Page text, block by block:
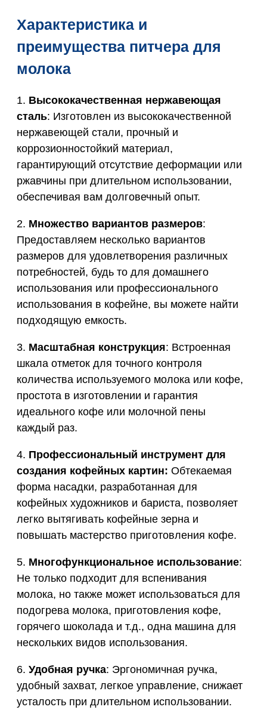
Характеристика и
преимущества питчера для
молока
1. Высококачественная нержавеющая
сталь: Изготовлен из высококачественной
нержавеющей стали, прочный и
коррозионностойкий материал,
гарантирующий отсутствие деформации или
ржавчины при длительном использовании,
обеспечивая вам долговечный опыт.
2. Множество вариантов размеров:
Предоставляем несколько вариантов
размеров для удовлетворения различных
потребностей, будь то для домашнего
использования или профессионального
использования в кофейне, вы можете найти
подходящую емкость.
3. Масштабная конструкция: Встроенная
шкала отметок для точного контроля
количества используемого молока или кофе,
простота в изготовлении и гарантия
идеального кофе или молочной пены
каждый раз.
4. Профессиональный инструмент для
создания кофейных картин: Обтекаемая
форма насадки, разработанная для
кофейных художников и бариста, позволяет
легко вытягивать кофейные зерна и
повышать мастерство приготовления кофе.
5. Многофункциональное использование:
Не только подходит для вспенивания
молока, но также может использоваться для
подогрева молока, приготовления кофе,
горячего шоколада и т.д., одна машина для
нескольких видов использования.
6. Удобная ручка: Эргономичная ручка,
удобный захват, легкое управление, снижает
усталость при длительном использовании.